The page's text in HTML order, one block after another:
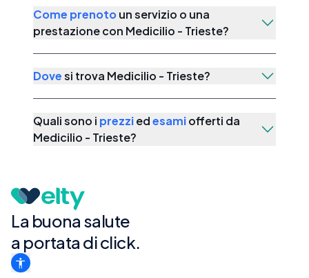
Come prenotoun servizio o una
prestazione con Medicilio - Trieste?
Dovesi trova Medicilio - Trieste?
Quali sono i prezziedesamiofferti da
Medicilio - Trieste?
La buona salute
a portata di click.